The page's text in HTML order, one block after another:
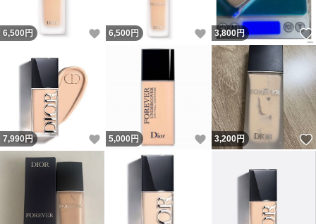
6,500 円 いいね！
6,500 円 いいね！
3,800円
7,990円 いいね！
5,000 円 いいね！
3,200円